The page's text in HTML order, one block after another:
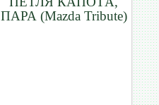
ПАРА (Mazda Tribute)